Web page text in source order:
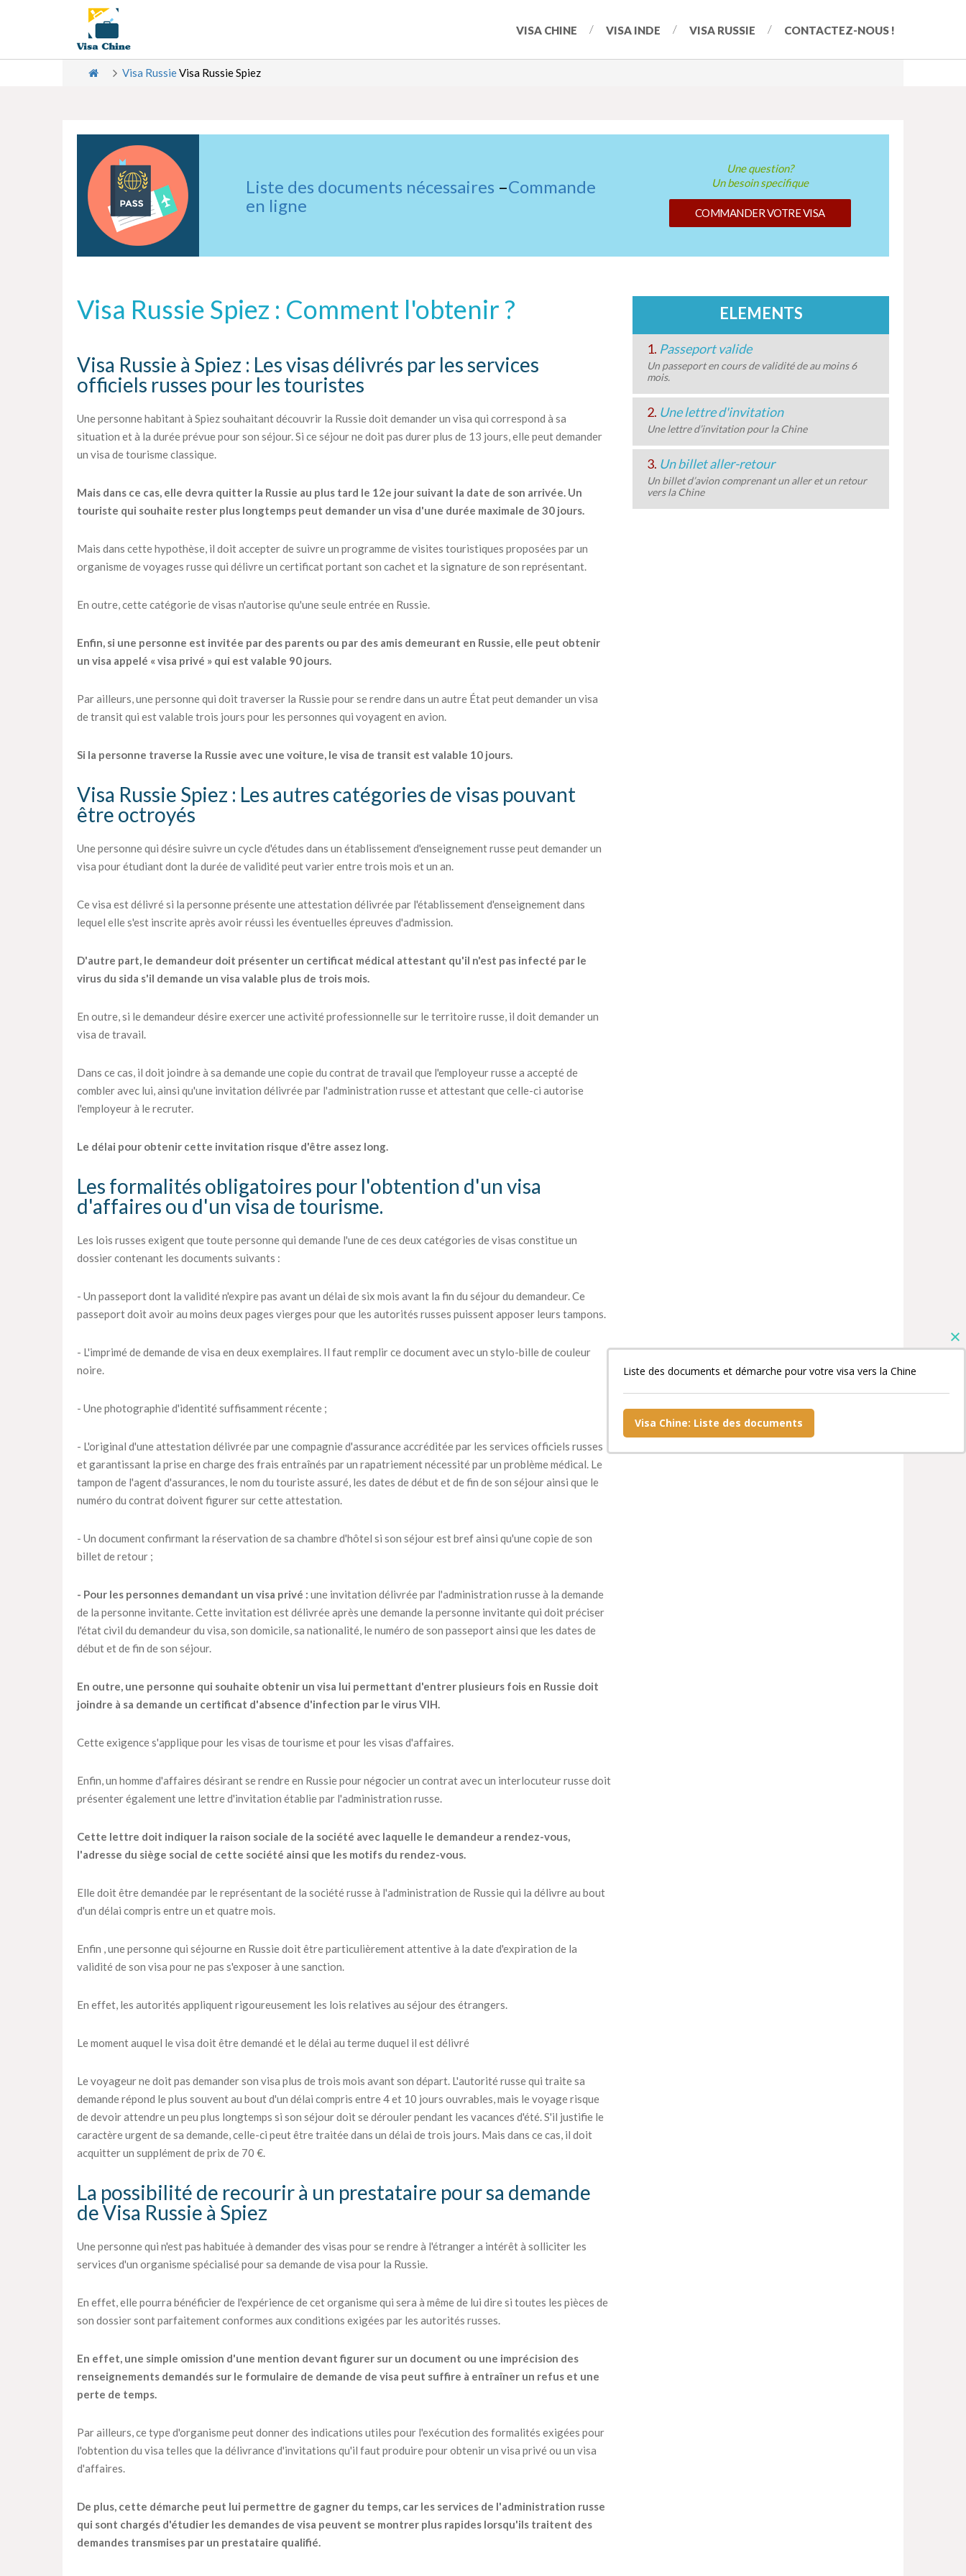
VISA CHINE VISA INDE VISA RUSSIE CONTACTEZ-NOUS !
Visa RussieVisa Russie Spiez
Liste des documents nécessaires –Commande
en ligne
Une question?
Un besoin specifique
COMMANDER VOTRE VISA
Visa Russie Spiez : Comment l'obtenir ?
Visa Russie à Spiez : Les visas délivrés par les services
officiels russes pour les touristes
Une personne habitant à Spiez souhaitant découvrir la Russie doit demander un visa qui correspond à sa
situation et à la durée prévue pour son séjour. Si ce séjour ne doit pas durer plus de 13 jours, elle peut demander
un visa de tourisme classique.
Mais dans ce cas, elle devra quitter la Russie au plus tard le 12e jour suivant la date de son arrivée. Un
touriste qui souhaite rester plus longtemps peut demander un visa d'une durée maximale de 30 jours.
Mais dans cette hypothèse, il doit accepter de suivre un programme de visites touristiques proposées par un
organisme de voyages russe qui délivre un certificat portant son cachet et la signature de son représentant.
En outre, cette catégorie de visas n'autorise qu'une seule entrée en Russie.
Enfin, si une personne est invitée par des parents ou par des amis demeurant en Russie, elle peut obtenir
un visa appelé « visa privé » qui est valable 90 jours.
Par ailleurs, une personne qui doit traverser la Russie pour se rendre dans un autre État peut demander un visa
de transit qui est valable trois jours pour les personnes qui voyagent en avion.
Si la personne traverse la Russie avec une voiture, le visa de transit est valable 10 jours.
Visa Russie Spiez : Les autres catégories de visas pouvant
être octroyés
Une personne qui désire suivre un cycle d'études dans un établissement d'enseignement russe peut demander un
visa pour étudiant dont la durée de validité peut varier entre trois mois et un an.
Ce visa est délivré si la personne présente une attestation délivrée par l'établissement d'enseignement dans
lequel elle s'est inscrite après avoir réussi les éventuelles épreuves d'admission.
D'autre part, le demandeur doit présenter un certificat médical attestant qu'il n'est pas infecté par le
virus du sida s'il demande un visa valable plus de trois mois.
En outre, si le demandeur désire exercer une activité professionnelle sur le territoire russe, il doit demander un
visa de travail.
Dans ce cas, il doit joindre à sa demande une copie du contrat de travail que l'employeur russe a accepté de
combler avec lui, ainsi qu'une invitation délivrée par l'administration russe et attestant que celle-ci autorise
l'employeur à le recruter.
Le délai pour obtenir cette invitation risque d'être assez long.
Les formalités obligatoires pour l'obtention d'un visa
d'affaires ou d'un visa de tourisme.
Les lois russes exigent que toute personne qui demande l'une de ces deux catégories de visas constitue un
dossier contenant les documents suivants :
- Un passeport dont la validité n'expire pas avant un délai de six mois avant la fin du séjour du demandeur. Ce
passeport doit avoir au moins deux pages vierges pour que les autorités russes puissent apposer leurs tampons.
- L'imprimé de demande de visa en deux exemplaires. Il faut remplir ce document avec un stylo-bille de couleur
noire.
- Une photographie d'identité suffisamment récente ;
- L'original d'une attestation délivrée par une compagnie d'assurance accréditée par les services officiels russes
et garantissant la prise en charge des frais entraînés par un rapatriement nécessité par un problème médical. Le
tampon de l'agent d'assurances, le nom du touriste assuré, les dates de début et de fin de son séjour ainsi que le
numéro du contrat doivent figurer sur cette attestation.
- Un document confirmant la réservation de sa chambre d'hôtel si son séjour est bref ainsi qu'une copie de son
billet de retour ;
- Pour les personnes demandant un visa privé : une invitation délivrée par l'administration russe à la demande
de la personne invitante. Cette invitation est délivrée après une demande la personne invitante qui doit préciser
l'état civil du demandeur du visa, son domicile, sa nationalité, le numéro de son passeport ainsi que les dates de
début et de fin de son séjour.
En outre, une personne qui souhaite obtenir un visa lui permettant d'entrer plusieurs fois en Russie doit
joindre à sa demande un certificat d'absence d'infection par le virus VIH.
Cette exigence s'applique pour les visas de tourisme et pour les visas d'affaires.
Enfin, un homme d'affaires désirant se rendre en Russie pour négocier un contrat avec un interlocuteur russe doit
présenter également une lettre d'invitation établie par l'administration russe.
Cette lettre doit indiquer la raison sociale de la société avec laquelle le demandeur a rendez-vous,
l'adresse du siège social de cette société ainsi que les motifs du rendez-vous.
Elle doit être demandée par le représentant de la société russe à l'administration de Russie qui la délivre au bout
d'un délai compris entre un et quatre mois.
Enfin , une personne qui séjourne en Russie doit être particulièrement attentive à la date d'expiration de la
validité de son visa pour ne pas s'exposer à une sanction.
En effet, les autorités appliquent rigoureusement les lois relatives au séjour des étrangers.
Le moment auquel le visa doit être demandé et le délai au terme duquel il est délivré
Le voyageur ne doit pas demander son visa plus de trois mois avant son départ. L'autorité russe qui traite sa
demande répond le plus souvent au bout d'un délai compris entre 4 et 10 jours ouvrables, mais le voyage risque
de devoir attendre un peu plus longtemps si son séjour doit se dérouler pendant les vacances d'été. S'il justifie le
caractère urgent de sa demande, celle-ci peut être traitée dans un délai de trois jours. Mais dans ce cas, il doit
acquitter un supplément de prix de 70 €.
La possibilité de recourir à un prestataire pour sa demande
de Visa Russie à Spiez
Une personne qui n'est pas habituée à demander des visas pour se rendre à l'étranger a intérêt à solliciter les
services d'un organisme spécialisé pour sa demande de visa pour la Russie.
En effet, elle pourra bénéficier de l'expérience de cet organisme qui sera à même de lui dire si toutes les pièces de
son dossier sont parfaitement conformes aux conditions exigées par les autorités russes.
En effet, une simple omission d'une mention devant figurer sur un document ou une imprécision des
renseignements demandés sur le formulaire de demande de visa peut suffire à entraîner un refus et une
perte de temps.
Par ailleurs, ce type d'organisme peut donner des indications utiles pour l'exécution des formalités exigées pour
l'obtention du visa telles que la délivrance d'invitations qu'il faut produire pour obtenir un visa privé ou un visa
d'affaires.
De plus, cette démarche peut lui permettre de gagner du temps, car les services de l'administration russe
qui sont chargés d'étudier les demandes de visa peuvent se montrer plus rapides lorsqu'ils traitent des
demandes transmises par un prestataire qualifié.
ELEMENTS
1. Passeport valide
Un passeport en cours de validité de au moins 6
mois.
2. Une lettre d'invitation
Une lettre d’invitation pour la Chine
3. Un billet aller-retour
Un billet d’avion comprenant un aller et un retour
vers la Chine
Liste des documents et démarche pour votre visa vers la Chine
Visa Chine: Liste des documents